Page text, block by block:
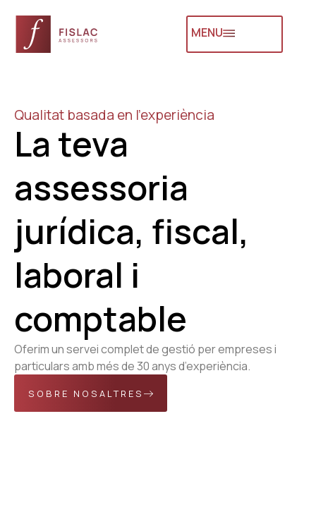
MENU
Qualitat basada en l’experiència
La teva
assessoria
jurídica, fiscal,
laboral i
comptable
Oferim un servei complet de gestió per empreses i
particulars amb més de 30 anys d’experiència.
SOBRE NOSALTRES